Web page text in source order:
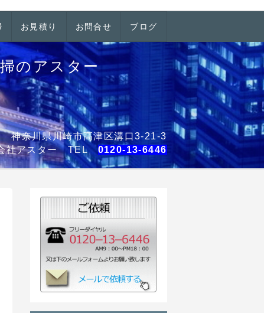
お見積り お問合せ ブログ
のアスター
神奈川県川崎市高津区溝口3-21-3
社アスター TEL0120-13-6446